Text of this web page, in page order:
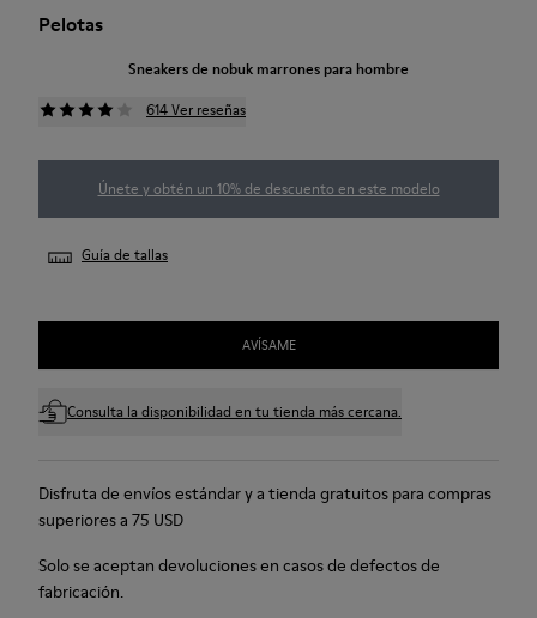
Pelotas
Sneakers de nobuk marrones para hombre
614 Ver reseñas
Únete y obtén un 10% de descuento en este modelo
Guía de tallas
AVÍSAME
Consulta la disponibilidad en tu tienda más cercana.
Disfruta de envíos estándar y a tienda gratuitos para compras
superiores a 75 USD
Solo se aceptan devoluciones en casos de defectos de
fabricación.